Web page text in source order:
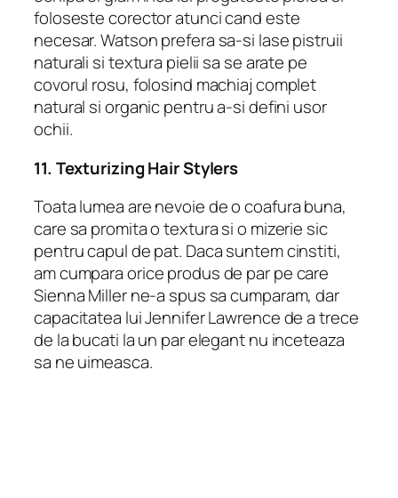
foloseste corector atunci cand este
necesar. Watson prefera sa-si lase pistruii
naturali si textura pielii sa se arate pe
covorul rosu, folosind machiaj complet
natural si organic pentru a-si defini usor
ochii.
11. Texturizing Hair Stylers
Toata lumea are nevoie de o coafura buna,
care sa promita o textura si o mizerie sic
pentru capul de pat. Daca suntem cinstiti,
am cumpara orice produs de par pe care
Sienna Miller ne-a spus sa cumparam, dar
capacitatea lui Jennifer Lawrence de a trece
de la bucati la un par elegant nu inceteaza
sa ne uimeasca.